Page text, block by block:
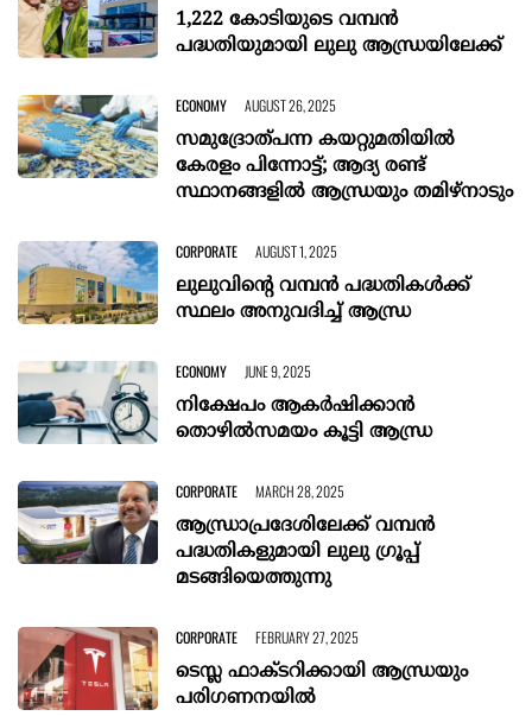
1,222 കോടിയുടെ വമ്പൻ
പദ്ധതിയുമായി ലുലു ആന്ധ്രയിലേക്ക്
ECONOMY AUGUST 26, 2025
സമുദ്രോത്പന്ന കയറ്റുമതിയിൽ
കേരളം പിന്നോട്ട്; ആദ്യ രണ്ട്
സ്ഥാനങ്ങളിൽ ആന്ധ്രയും തമിഴ്നാടും
CORPORATE AUGUST 1, 2025
ലുലുവിന്റെ വമ്പൻ പദ്ധതികൾക്ക്
സ്ഥലം അനുവദിച്ച് ആന്ധ്ര
ECONOMY JUNE 9, 2025
നിക്ഷേപം ആകർഷിക്കാൻ
തൊഴിൽസമയം കൂട്ടി ആന്ധ്ര
CORPORATE MARCH 28, 2025
ആന്ധ്രാപ്രദേശിലേക്ക് വമ്പൻ
പദ്ധതികളുമായി ലുലു ഗ്രൂപ്പ്
മടങ്ങിയെത്തുന്നു
CORPORATE FEBRUARY 27, 2025
ടെസ്ല ഫാക്ടറിക്കായി ആന്ധ്രയും
പരിഗണനയില്‍